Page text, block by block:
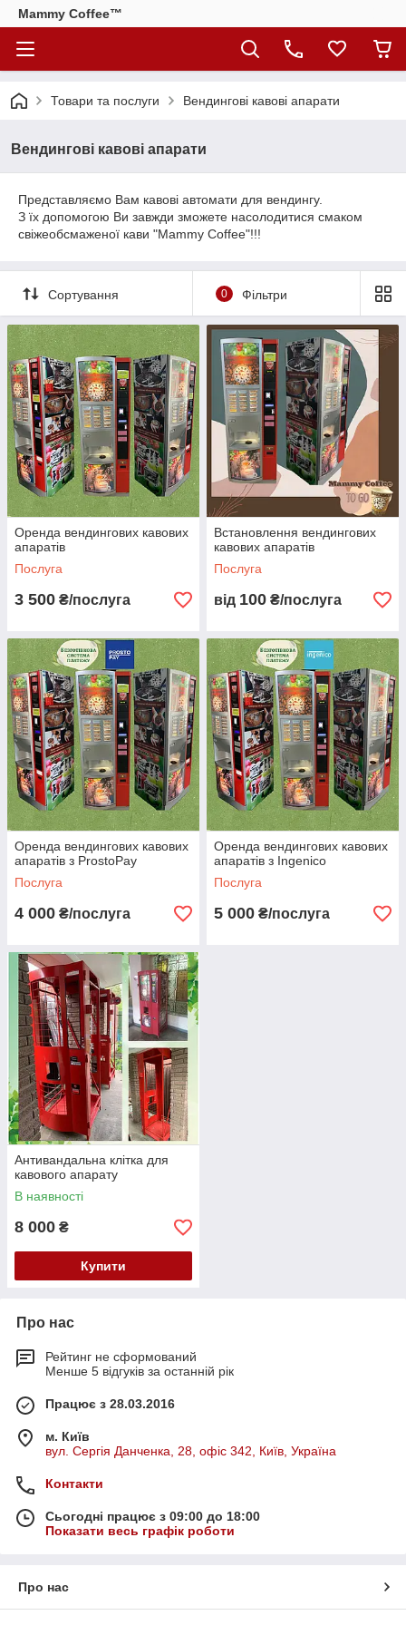
Mammy Coffee™
Товари та послуги Вендингові кавові апарати
Вендингові кавові апарати
Представляємо Вам кавові автомати для вендингу.
З їх допомогою Ви завжди зможете насолодитися смаком
свіжеобсмаженої кави "Mammy Coffee"!!!
Сортування 0 Фільтри
Оренда вендингових кавових
апаратів
Послуга
3 500 ₴/послуга
Встановлення вендингових
кавових апаратів
Послуга
від 100 ₴/послуга
Оренда вендингових кавових
апаратів з ProstoPay
Послуга
4 000 ₴/послуга
Оренда вендингових кавових
апаратів з Ingenico
Послуга
5 000 ₴/послуга
Антивандальна клітка для
кавового апарату
В наявності
8 000 ₴
Купити
Про нас
Рейтинг не сформований
Менше 5 відгуків за останній рік
Працює з 28.03.2016
м. Київ
вул. Сергія Данченка, 28, офіс 342, Київ, Україна
Контакти
Сьогодні працює з 09:00 до 18:00
Показати весь графік роботи
Про нас